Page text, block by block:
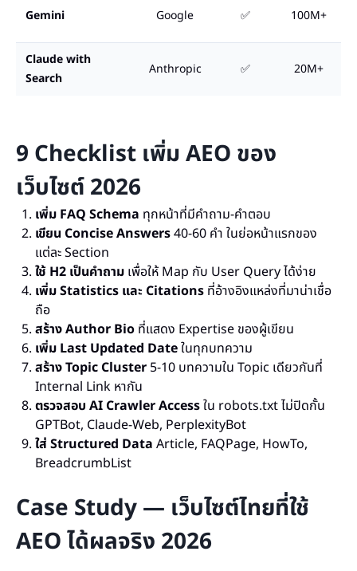
Gemini Google ✅ 100M+
Claude with
Search
Anthropic ✅ 20M+
9 Checklist เพิ่ม AEO ของ
เว็บไซต์ 2026
เพิ่ม FAQ Schema ทุกหน้าที่มีคำถาม-คำตอบ
เขียน Concise Answers40-60 คำ ในย่อหน้าแรกของ
แต่ละ Section
ใช้ H2 เป็นคำถาม เพื่อให้ Map กับ User Query ได้ง่าย
เพิ่ม Statistics และ Citations ที่อ้างอิงแหล่งที่มาน่าเชื่อ
ถือ
สร้าง Author Bio ที่แสดง Expertise ของผู้เขียน
เพิ่ม Last Updated Dateในทุกบทความ
สร้าง Topic Cluster 5-10 บทความใน Topic เดียวกันที่
Internal Link หากัน
ตรวจสอบ AI Crawler Accessใน robots.txt ไม่ปิดกั้น
GPTBot, Claude-Web, PerplexityBot
ใส่ Structured Data Article, FAQPage, HowTo,
BreadcrumbList
Case Study — เว็บไซต์ไทยที่ใช้
AEO ได้ผลจริง 2026